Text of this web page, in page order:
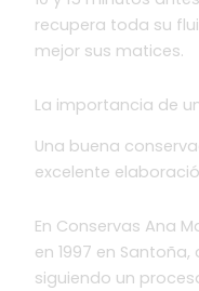
recupera toda su
mejor sus matices.
La importancia de
Una buena
excelente
En Conservas Ana
en 1997 en
siguiendo un